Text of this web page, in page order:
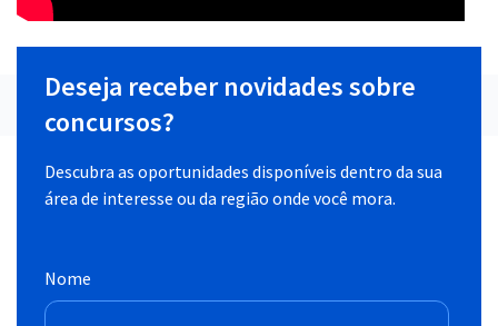
Deseja receber novidades sobre
concursos?
Descubra as oportunidades disponíveis dentro da sua
área de interesse ou da região onde você mora.
Nome